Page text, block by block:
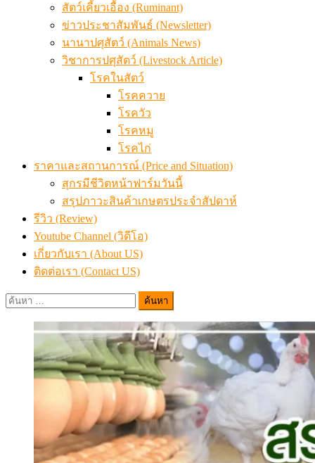
สัตว์เคี้ยวเอื้อง (Ruminant)
ข่าวประชาสัมพันธ์ (Newsletter)
นานาปศุสัตว์ (Animals News)
วิชาการปศุสัตว์ (Livestock Article)
โรคในสัตว์
โรคควาย
โรควัว
โรคหมู
โรคไก่
ราคาและสถานการณ์ (Price and Situation)
สุกรมีชีวิตหน้าฟาร์มวันนี้
สรุปภาวะสินค้าเกษตรประจำสัปดาห์
รีวิว (Review)
Youtube Channel (วิดีโอ)
เกี่ยวกับเรา (About US)
ติดต่อเรา (Contact US)
ค้นหา